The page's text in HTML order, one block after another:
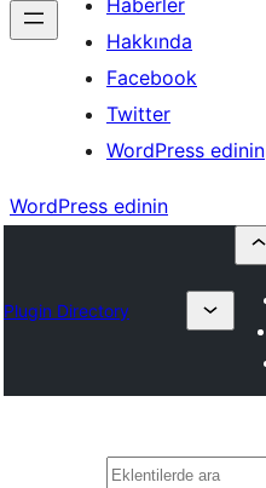
Haberler
Hakkında
Facebook
Twitter
WordPress edinin
WordPress edinin
Plugin Directory
Ara